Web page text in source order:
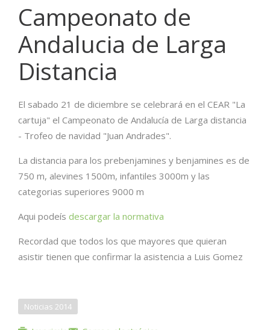
Campeonato de
Andalucia de Larga
Distancia
El sabado 21 de diciembre se celebrará en el CEAR "La
cartuja" el Campeonato de Andalucía de Larga distancia
- Trofeo de navidad "Juan Andrades".
La distancia para los prebenjamines y benjamines es de
750 m, alevines 1500m, infantiles 3000m y las
categorias superiores 9000 m
Aqui podeís descargar la normativa
Recordad que todos los que mayores que quieran
asistir tienen que confirmar la asistencia a Luis Gomez
Noticias 2014